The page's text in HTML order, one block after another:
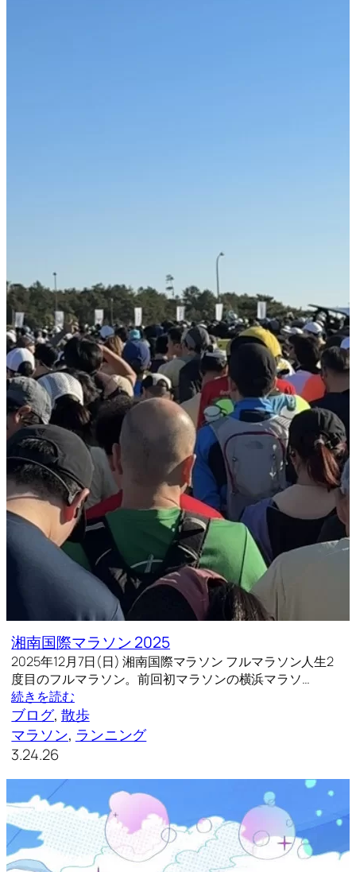
湘南国際マラソン 2025
2025年12月7日(日) 湘南国際マラソン フルマラソン人生2
度目のフルマラソン。前回初マラソンの横浜マラソ…
続きを読む
ブログ, 散歩
マラソン, ランニング
3.24.26